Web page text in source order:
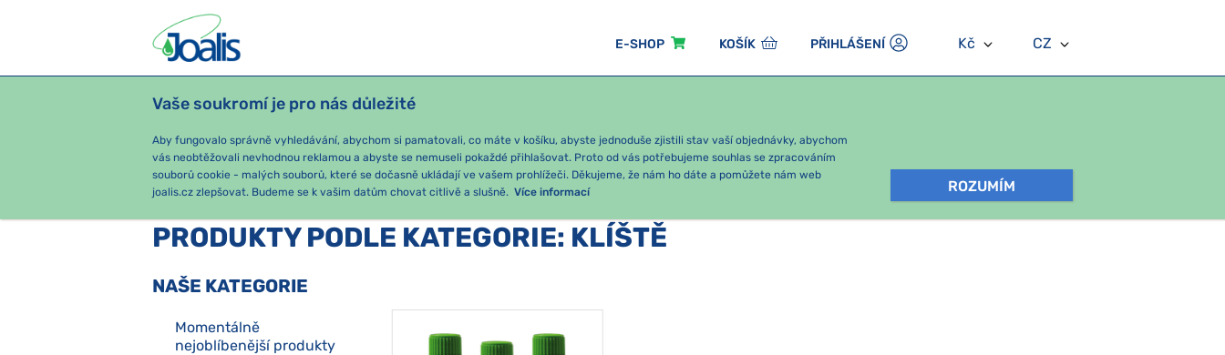
E-SHOP KOŠÍK PŘIHLÁŠENÍ Kč CZ
Vaše soukromí je pro nás důležité
Aby fungovalo správně vyhledávání, abychom si pamatovali, co máte v košíku, abyste jednoduše zjistili stav vaší objednávky, abychom
vás neobtěžovali nevhodnou reklamou a abyste se nemuseli pokaždé přihlašovat. Proto od vás potřebujeme souhlas se zpracováním
souborů cookie - malých souborů, které se dočasně ukládají ve vašem prohlížeči. Děkujeme, že nám ho dáte a pomůžete nám web
joalis.cz zlepšovat. Budeme se k vašim datům chovat citlivě a slušně. Více informací ROZUMÍM
PRODUKTY PODLE OBTÍŽÍ SEZÓNNÍ BALÍČKY
PRODUKTY PODLE KATEGORIE: KLÍŠTĚ
NAŠE KATEGORIE
Momentálně
nejoblíbenější produkty